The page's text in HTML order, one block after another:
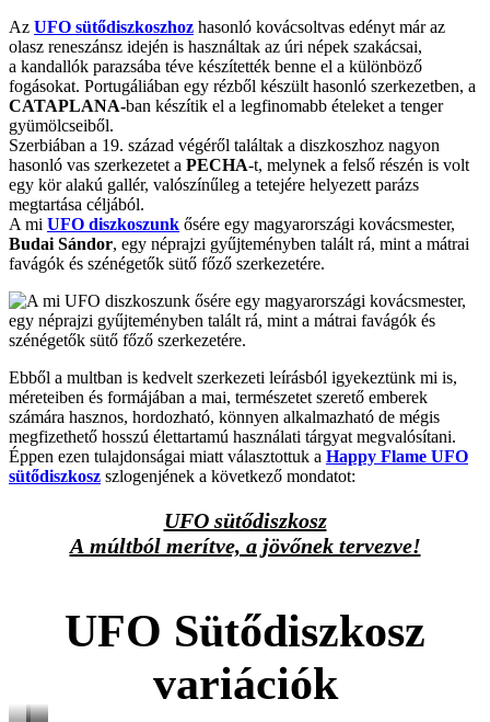
Az UFO sütődiszkoszhoz hasonló kovácsoltvas edényt már az
olasz reneszánsz idején is használtak az úri népek szakácsai,
a kandallók parazsába téve készítették benne el a különböző
fogásokat. Portugáliában egy rézből készült hasonló szerkezetben, a
CATAPLANA-ban készítik el a legfinomabb ételeket a tenger
gyümölcseiből.
Szerbiában a 19. század végéről találtak a diszkoszhoz nagyon
hasonló vas szerkezetet a PECHA-t, melynek a felső részén is volt
egy kör alakú gallér, valószínűleg a tetejére helyezett parázs
megtartása céljából.
A mi UFO diszkoszunk ősére egy magyarországi kovácsmester,
Budai Sándor, egy néprajzi gyűjteményben talált rá, mint a mátrai
favágók és szénégetők sütő főző szerkezetére.
Ebből a multban is kedvelt szerkezeti leírásból igyekeztünk mi is,
méreteiben és formájában a mai, természetet szerető emberek
számára hasznos, hordozható, könnyen alkalmazható de mégis
megfizethető hosszú élettartamú használati tárgyat megvalósítani.
Éppen ezen tulajdonságai miatt választottuk a Happy Flame UFO
sütődiszkosz szlogenjének a következő mondatot:
UFO sütődiszkosz
A múltból merítve, a jövőnek tervezve!
UFO Sütődiszkosz
variációk